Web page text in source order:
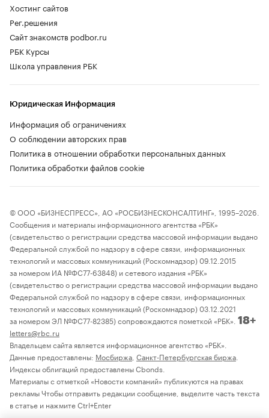
Хостинг сайтов
Рег.решения
Сайт знакомств podbor.ru
РБК Курсы
Школа управления РБК
Юридическая Информация
Информация об ограничениях
О соблюдении авторских прав
Политика в отношении обработки персональных данных
Политика обработки файлов cookie
© ООО «БИЗНЕСПРЕСС», АО «РОСБИЗНЕСКОНСАЛТИНГ», 1995–2026.
Сообщения и материалы информационного агентства «РБК»
(свидетельство о регистрации средства массовой информации выдано
Федеральной службой по надзору в сфере связи, информационных
технологий и массовых коммуникаций (Роскомнадзор) 09.12.2015
за номером ИА №ФС77-63848) и сетевого издания «РБК»
(свидетельство о регистрации средства массовой информации выдано
Федеральной службой по надзору в сфере связи, информационных
технологий и массовых коммуникаций (Роскомнадзор) 03.12.2021
за номером ЭЛ №ФС77-82385) сопровождаются пометкой «РБК». 18+
letters@rbc.ru
Владельцем сайта является информационное агентство «РБК».
Данные предоставлены: Мосбиржа Санкт-Петербургская биржа
Индексы облигаций предоставлены Cbonds.
Материалы с отметкой «Новости компаний» публикуются на правах
рекламы Чтобы отправить редакции сообщение, выделите часть текста
в статье и нажмите Ctrl+Enter